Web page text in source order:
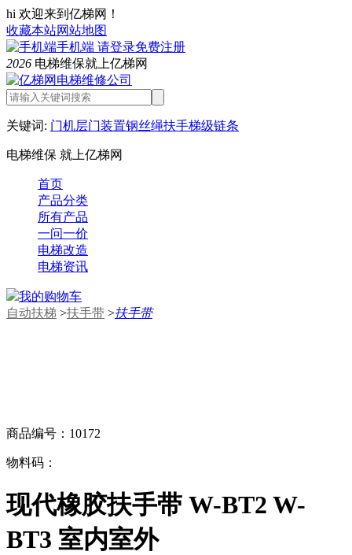
hi 欢迎来到亿梯网！
收藏本站网站地图
手机端 请登录免费注册
2026 电梯维保就上亿梯网
关键词: 门机层门装置钢丝绳扶手梯级链条
电梯维保 就上亿梯网
首页
产品分类
所有产品
一问一价
电梯改造
电梯资讯
我的购物车
自动扶梯 >扶手带 >扶手带
商品编号：10172
物料码：
现代橡胶扶手带 W-BT2 W-
BT3 室内室外